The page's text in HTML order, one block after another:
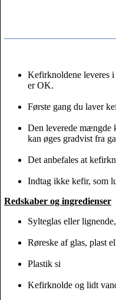
Kefirknoldene leveres
er OK.
Første gang du laver
Den leverede
kan øges gradvist fra
Det anbefales at
Indtag ikke kefir, som
Redskaber og ingredienser
Sylteglas eller
Røreske af glas, plast
Plastik si
Kefirknolde og lidt